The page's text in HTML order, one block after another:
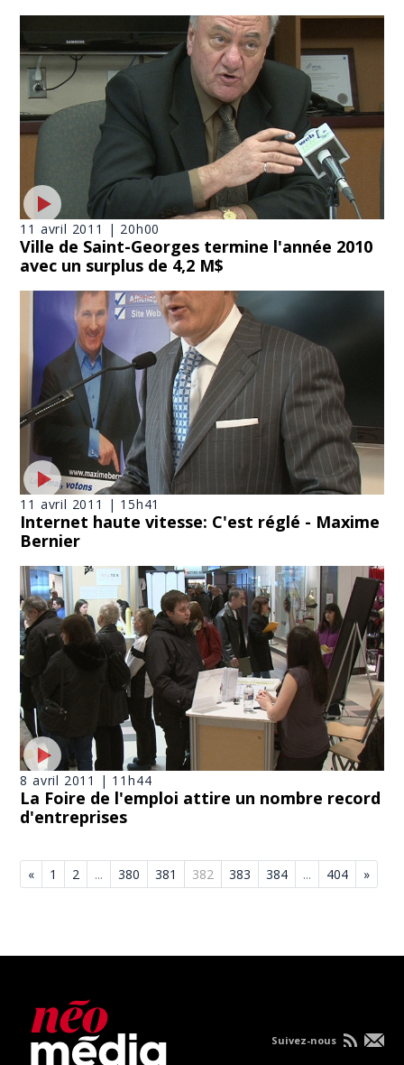
11 avril 2011 | 20h00
Ville de Saint-Georges termine l'année 2010
avec un surplus de 4,2 M$
11 avril 2011 | 15h41
Internet haute vitesse: C'est réglé - Maxime
Bernier
8 avril 2011 | 11h44
La Foire de l'emploi attire un nombre record
d'entreprises
« 1 2 ... 380 381 382 383 384 ... 404 »
Suivez-nous